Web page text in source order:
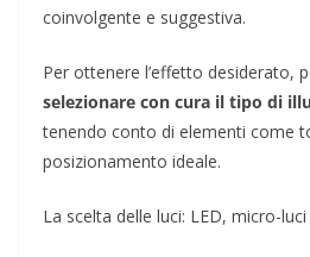
coinvolgente e suggestiva.
Per ottenere l’effetto desiderato,
selezionare con cura il tipo di
tenendo conto di elementi come
posizionamento ideale.
La scelta delle luci: LED, micro-